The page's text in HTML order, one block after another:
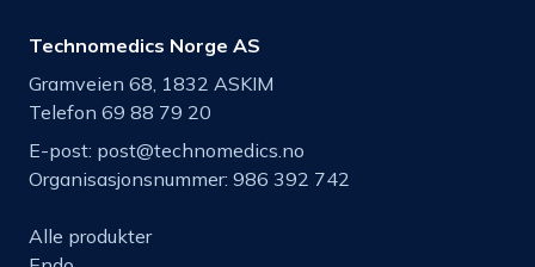
Technomedics Norge AS
Gramveien 68, 1832 ASKIM
Telefon 69 88 79 20
E-post: post@technomedics.no
Organisasjonsnummer: 986 392 742
Alle produkter